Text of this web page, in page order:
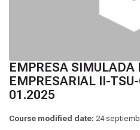
EMPRESA SIMULADA
EMPRESARIAL II-
01.2025
Course modified date: 24